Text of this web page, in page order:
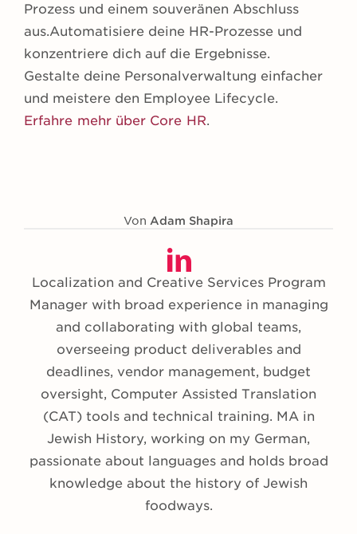
Prozess und einem souveränen Abschluss
aus.Automatisiere deine HR-Prozesse und
konzentriere dich auf die Ergebnisse.
Gestalte deine Personalverwaltung einfacher
und meistere den Employee Lifecycle.
Erfahre mehr über Core HR.
Von Adam Shapira
Localization and Creative Services Program
Manager with broad experience in managing
and collaborating with global teams,
overseeing product deliverables and
deadlines, vendor management, budget
oversight, Computer Assisted Translation
(CAT) tools and technical training. MA in
Jewish History, working on my German,
passionate about languages and holds broad
knowledge about the history of Jewish
foodways.